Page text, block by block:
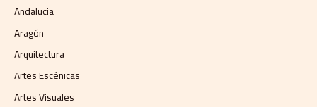
Andalucia
Aragón
Arquitectura
Artes Escénicas
Artes Visuales